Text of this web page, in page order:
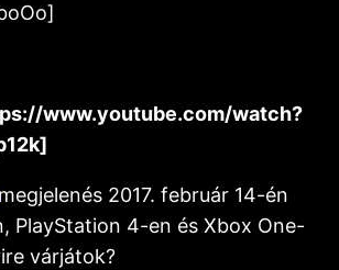
www.youtube.com/watch?
megjelenés 2017. február 14-én
PlayStation 4-en és Xbox One-
várjátok?